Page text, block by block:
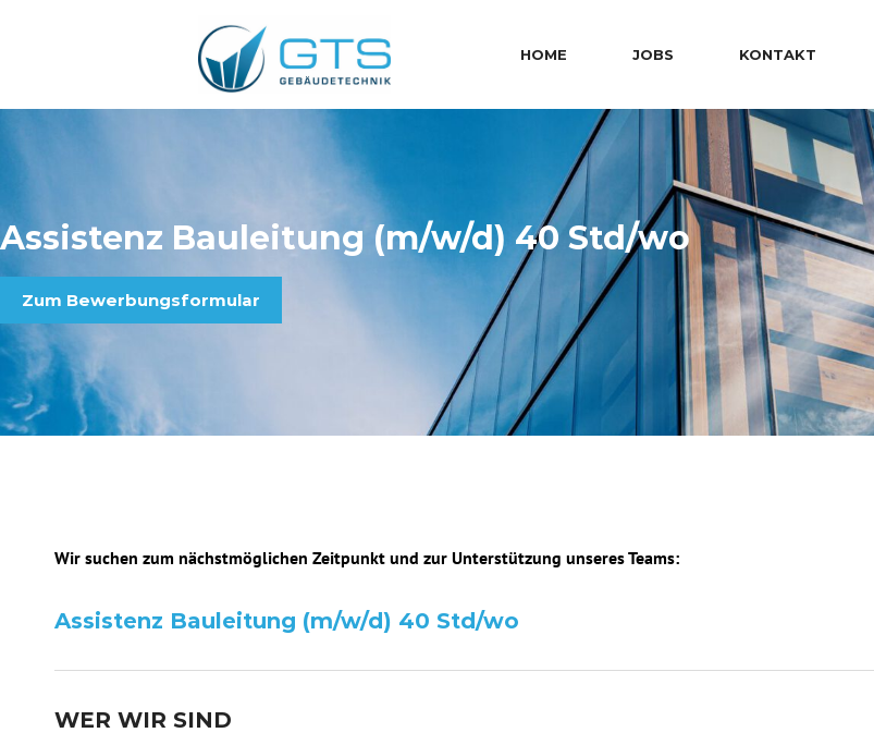
HOME JOBS KONTAKT
Assistenz Bauleitung (m/w/d) 40 Std/wo
Zum Bewerbungsformular
Wir suchen zum nächstmöglichen Zeitpunkt und zur Unterstützung unseres Teams:
Assistenz Bauleitung (m/w/d) 40 Std/wo
WER WIR SIND